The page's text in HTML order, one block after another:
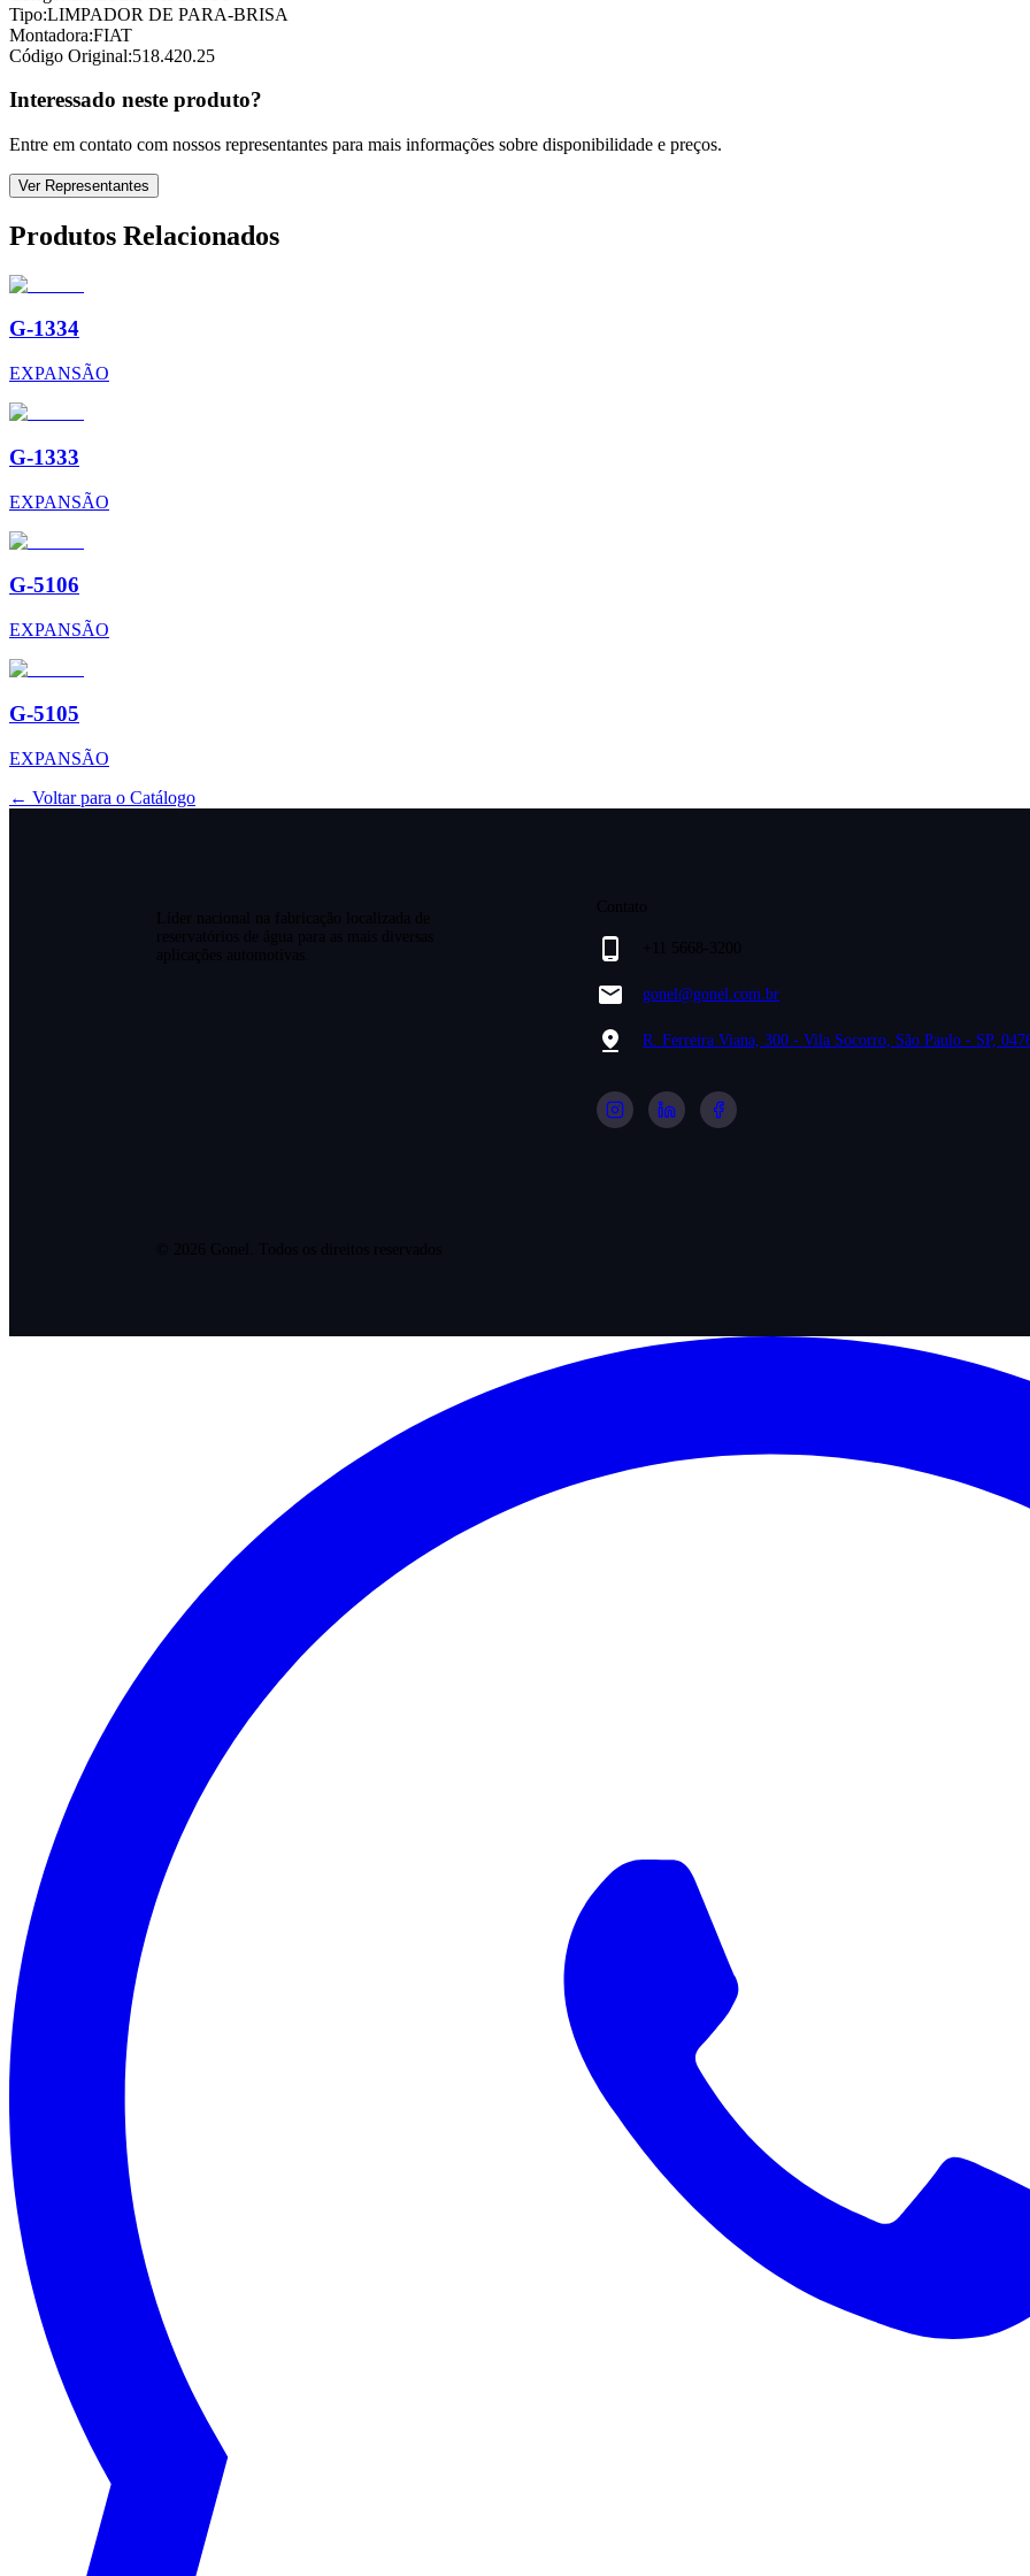
Tipo:LIMPADOR DE PARA-BRISA
Montadora:FIAT
Código Original:518.420.25
Interessado neste produto?
Entre em contato com nossos representantes para mais informações sobre disponibilidade e preços.
Ver Representantes
Produtos Relacionados
G-1334
EXPANSÃO
G-1333
EXPANSÃO
G-5106
EXPANSÃO
G-5105
EXPANSÃO
← Voltar para o Catálogo
gonel@gonel.com.br
R. Ferreira Viana, 300 - Vila Socorro, São Paulo - SP,